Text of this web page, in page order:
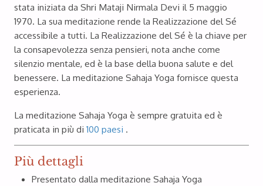
stata iniziata da Shri Mataji Nirmala Devi il 5 maggio
1970. La sua meditazione rende la Realizzazione del Sé
accessibile a tutti. La Realizzazione del Sé è la chiave per
la consapevolezza senza pensieri, nota anche come
silenzio mentale, ed è la base della buona salute e del
benessere. La meditazione Sahaja Yoga fornisce questa
esperienza.
La meditazione Sahaja Yoga è sempre gratuita ed è
praticata in più di 100 paesi .
Più dettagli
Presentato dalla meditazione Sahaja Yoga